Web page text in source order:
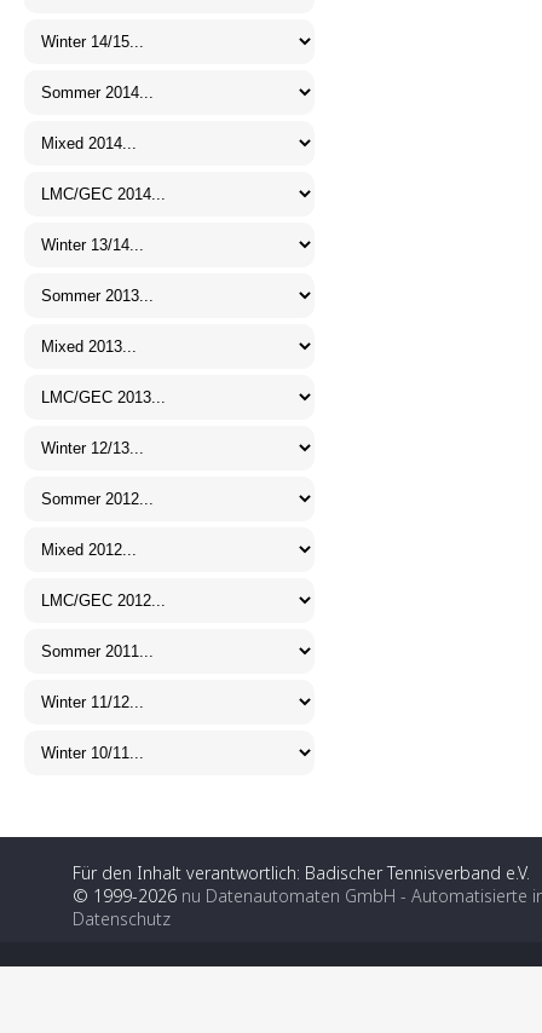
Für den Inhalt verantwortlich: Badischer Tennisverband e.V.
© 1999-2026 nu Datenautomaten GmbH - Automatisierte
Datenschutz